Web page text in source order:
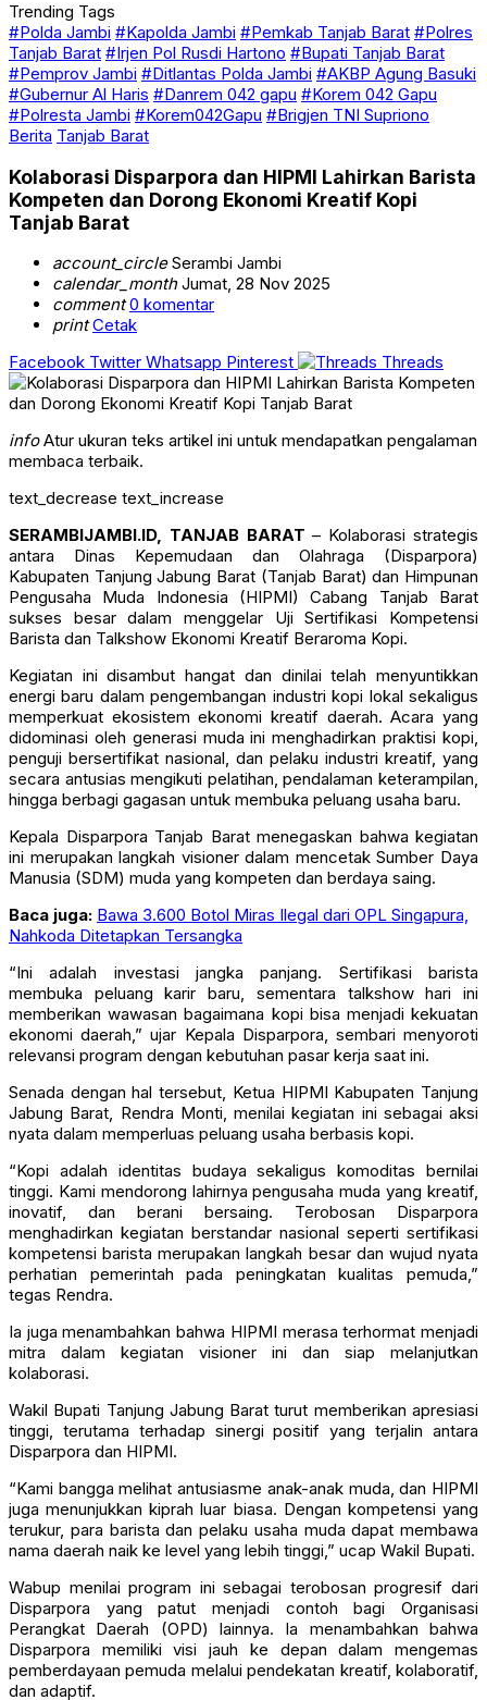
Trending Tags
#Polda Jambi #Kapolda Jambi #Pemkab Tanjab Barat #Polres
Tanjab Barat #Irjen Pol Rusdi Hartono #Bupati Tanjab Barat
#Pemprov Jambi #Ditlantas Polda Jambi #AKBP Agung Basuki
#Gubernur Al Haris #Danrem 042 gapu #Korem 042 Gapu
#Polresta Jambi #Korem042Gapu #Brigjen TNI Supriono
Berita Tanjab Barat
Kolaborasi Disparpora dan HIPMI Lahirkan Barista
Kompeten dan Dorong Ekonomi Kreatif Kopi
Tanjab Barat
account_circleSerambi Jambi
calendar_monthJumat, 28 Nov 2025
comment 0 komentar
print Cetak
Facebook Twitter Whatsapp Pinterest Threads
infoAtur ukuran teks artikel ini untuk mendapatkan pengalaman
membaca terbaik.
text_decrease text_increase
SERAMBIJAMBI.ID, TANJAB BARAT – Kolaborasi strategis
antara Dinas Kepemudaan dan Olahraga (Disparpora)
Kabupaten Tanjung Jabung Barat (Tanjab Barat) dan Himpunan
Pengusaha Muda Indonesia (HIPMI) Cabang Tanjab Barat
sukses besar dalam menggelar Uji Sertifikasi Kompetensi
Barista dan Talkshow Ekonomi Kreatif Beraroma Kopi.
Kegiatan ini disambut hangat dan dinilai telah menyuntikkan
energi baru dalam pengembangan industri kopi lokal sekaligus
memperkuat ekosistem ekonomi kreatif daerah. Acara yang
didominasi oleh generasi muda ini menghadirkan praktisi kopi,
penguji bersertifikat nasional, dan pelaku industri kreatif, yang
secara antusias mengikuti pelatihan, pendalaman keterampilan,
hingga berbagi gagasan untuk membuka peluang usaha baru.
Kepala Disparpora Tanjab Barat menegaskan bahwa kegiatan
ini merupakan langkah visioner dalam mencetak Sumber Daya
Manusia (SDM) muda yang kompeten dan berdaya saing.
Baca juga: Bawa 3.600 Botol Miras Ilegal dari OPL Singapura,
Nahkoda Ditetapkan Tersangka
“Ini adalah investasi jangka panjang. Sertifikasi barista
membuka peluang karir baru, sementara talkshow hari ini
memberikan wawasan bagaimana kopi bisa menjadi kekuatan
ekonomi daerah,” ujar Kepala Disparpora, sembari menyoroti
relevansi program dengan kebutuhan pasar kerja saat ini.
Senada dengan hal tersebut, Ketua HIPMI Kabupaten Tanjung
Jabung Barat, Rendra Monti, menilai kegiatan ini sebagai aksi
nyata dalam memperluas peluang usaha berbasis kopi.
“Kopi adalah identitas budaya sekaligus komoditas bernilai
tinggi. Kami mendorong lahirnya pengusaha muda yang kreatif,
inovatif, dan berani bersaing. Terobosan Disparpora
menghadirkan kegiatan berstandar nasional seperti sertifikasi
kompetensi barista merupakan langkah besar dan wujud nyata
perhatian pemerintah pada peningkatan kualitas pemuda,”
tegas Rendra.
Ia juga menambahkan bahwa HIPMI merasa terhormat menjadi
mitra dalam kegiatan visioner ini dan siap melanjutkan
kolaborasi.
Wakil Bupati Tanjung Jabung Barat turut memberikan apresiasi
tinggi, terutama terhadap sinergi positif yang terjalin antara
Disparpora dan HIPMI.
“Kami bangga melihat antusiasme anak-anak muda, dan HIPMI
juga menunjukkan kiprah luar biasa. Dengan kompetensi yang
terukur, para barista dan pelaku usaha muda dapat membawa
nama daerah naik ke level yang lebih tinggi,” ucap Wakil Bupati.
Wabup menilai program ini sebagai terobosan progresif dari
Disparpora yang patut menjadi contoh bagi Organisasi
Perangkat Daerah (OPD) lainnya. Ia menambahkan bahwa
Disparpora memiliki visi jauh ke depan dalam mengemas
pemberdayaan pemuda melalui pendekatan kreatif, kolaboratif,
dan adaptif.